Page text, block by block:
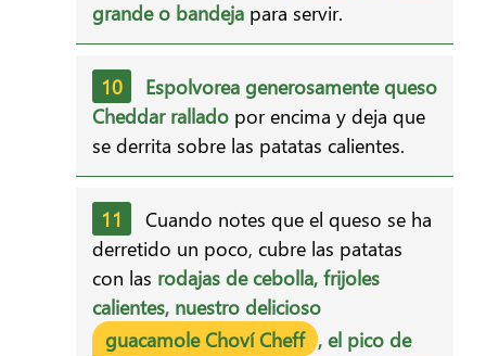
grande o bandeja para servir.
Espolvorea generosamente queso
Cheddar rallado por encima y deja que
se derrita sobre las patatas calientes.
Cuando notes que el queso se ha
derretido un poco, cubre las patatas
con las rodajas de cebolla, frijoles
calientes, nuestro delicioso
guacamole Choví Cheff , el pico de